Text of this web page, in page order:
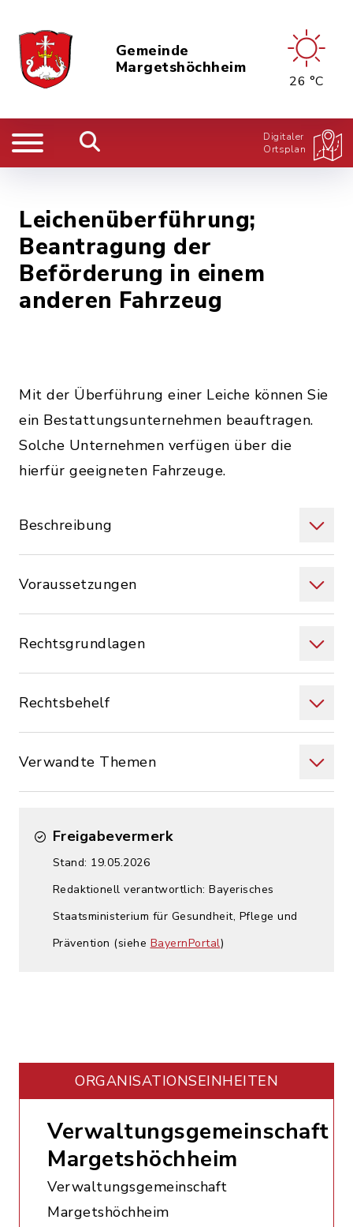
Gemeinde
Margetshöchheim
26 °C
Digitaler
Ortsplan
Leichenüberführung;
Beantragung der
Beförderung in einem
anderen Fahrzeug
Mit der Überführung einer Leiche können Sie
ein Bestattungsunternehmen beauftragen.
Solche Unternehmen verfügen über die
hierfür geeigneten Fahrzeuge.
Beschreibung
Voraussetzungen
Rechtsgrundlagen
Rechtsbehelf
Verwandte Themen
Freigabevermerk
Stand: 19.05.2026
Redaktionell verantwortlich: Bayerisches
Staatsministerium für Gesundheit, Pflege und
Prävention (siehe BayernPortal)
ORGANISATIONS­EINHEITEN
Verwaltungsgemeinschaft
Margetshöchheim
Verwaltungsgemeinschaft
Margetshöchheim